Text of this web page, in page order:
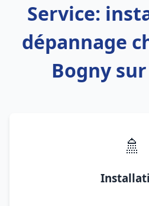
Service:
dépannage
Bogny
🚿